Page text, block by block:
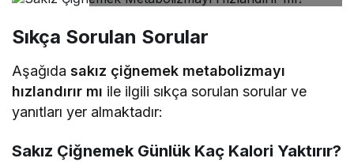
Sıkça Sorulan Sorular
Aşağıdasakız çiğnemek metabolizmayı
hızlandırır mı ile ilgili sıkça sorulan sorular ve
yanıtları yer almaktadır:
Sakız Çiğnemek Günlük Kaç Kalori Yaktırır?